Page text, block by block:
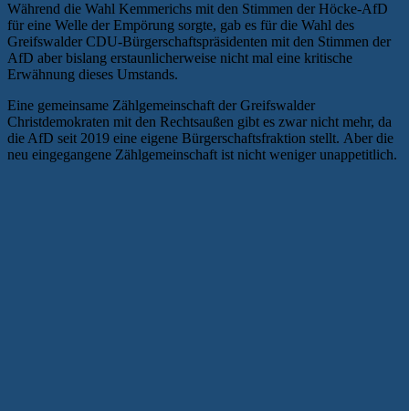
Während die Wahl Kemmerichs mit den Stimmen der Höcke-AfD
für eine Welle der Empörung sorgte, gab es für die Wahl des
Greifswalder CDU-Bürgerschaftspräsidenten mit den Stimmen der
AfD aber bislang erstaunlicherweise nicht mal eine kritische
Erwähnung dieses Umstands.
Eine gemeinsame Zählgemeinschaft der Greifswalder
Christdemokraten mit den Rechtsaußen gibt es zwar nicht mehr, da
die AfD seit 2019 eine eigene Bürgerschaftsfraktion stellt. Aber die
neu eingegangene Zählgemeinschaft ist nicht weniger unappetitlich.